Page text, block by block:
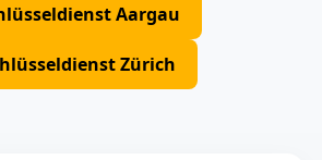
Aargau
Zürich